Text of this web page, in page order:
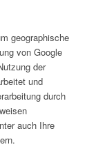
geographische
von Google
der
und
durch
auch Ihre